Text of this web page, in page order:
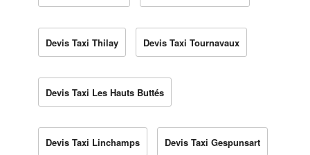
Devis Taxi Thilay Devis Taxi Tournavaux
Devis Taxi Les Hauts Buttés
Devis Taxi Linchamps Devis Taxi Gespunsart